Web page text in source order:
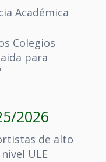
Académica
Colegios
para
2026
de alto
ULE